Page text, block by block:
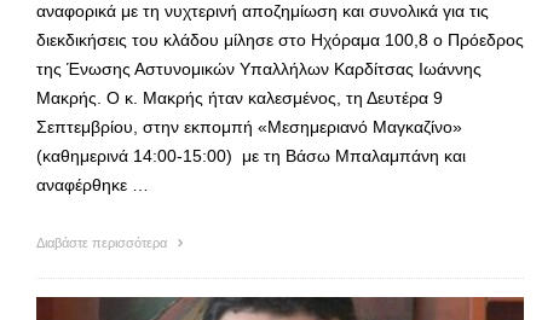
αναφορικά με τη νυχτερινή αποζημίωση και συνολικά για τις
διεκδικήσεις του κλάδου μίλησε στο Ηχόραμα 100,8 ο Πρόεδρος
της Ένωσης Αστυνομικών Υπαλλήλων Καρδίτσας Ιωάννης
Μακρής. Ο κ. Μακρής ήταν καλεσμένος, τη Δευτέρα 9
Σεπτεμβρίου, στην εκπομπή «Μεσημεριανό Μαγκαζίνο»
(καθημερινά 14:00-15:00) με τη Βάσω Μπαλαμπάνη και
αναφέρθηκε …
Διαβάστε περισσότερα